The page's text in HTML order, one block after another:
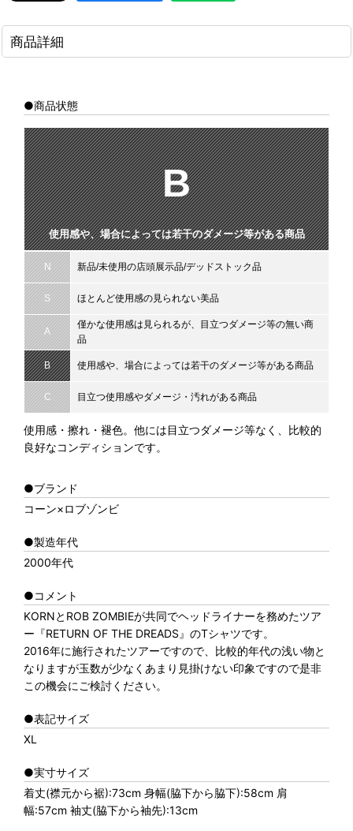
商品詳細
●商品状態
B
使用感や、場合によっては若干のダメージ等がある商品
N 新品/未使用の店頭展示品/デッドストック品
S ほとんど使用感の見られない美品
A
僅かな使用感は見られるが、目立つダメージ等の無い商
品
B 使用感や、場合によっては若干のダメージ等がある商品
C 目立つ使用感やダメージ・汚れがある商品
使用感・擦れ・褪色。他には目立つダメージ等なく、比較的
良好なコンディションです。
●ブランド
コーン×ロブゾンビ
●製造年代
2000年代
●コメント
KORNとROB ZOMBIEが共同でヘッドライナーを務めたツア
ー『RETURN OF THE DREADS』のTシャツです。
2016年に施行されたツアーですので、比較的年代の浅い物と
なりますが玉数が少なくあまり見掛けない印象ですので是非
この機会にご検討ください。
●表記サイズ
XL
●実寸サイズ
着丈(襟元から裾):73cm 身幅(脇下から脇下):58cm 肩
幅:57cm 袖丈(脇下から袖先):13cm